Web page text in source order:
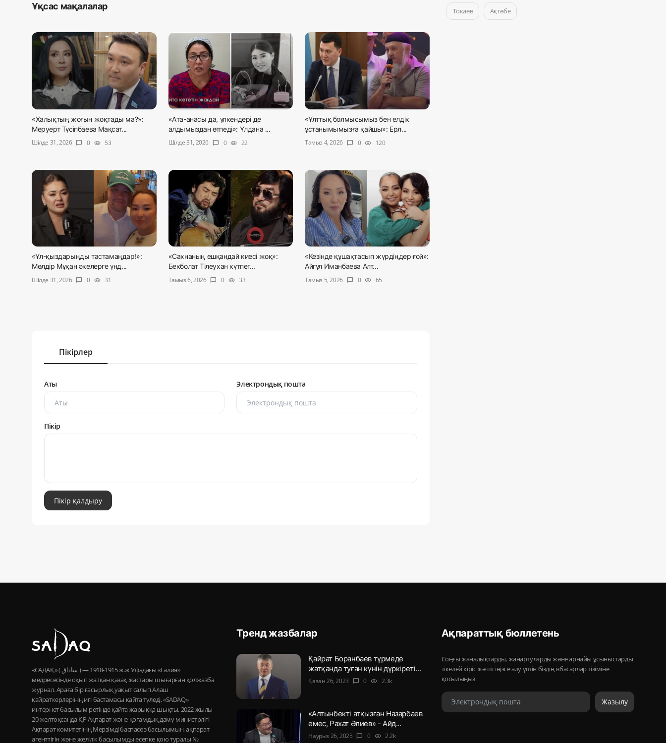
Ұқсас мақалалар
«Халықтың жоғын жоқтады ма?»:
Меруерт Түсіпбаева Мақсат...
Шілде 31, 2026 chat_bubble 0 visibility 53
«Ата-анасы да, үлкендері де
алдымыздан өтпеді»: Ұлдана ...
Шілде 31, 2026 chat_bubble 0 visibility 22
«Ұлттық болмысымыз бен елдік
ұстанымымызға қайшы»: Ерл...
Тамыз 4, 2026 chat_bubble 0 visibility 120
«Ұл-қыздарыңды тастамаңдар!»:
Мөлдір Мұқан әкелерге үнд...
Шілде 31, 2026 chat_bubble 0 visibility 31
«Сахнаның ешқандай киесі жоқ»:
Бекболат Тілеухан күтпег...
Тамыз 6, 2026 chat_bubble 0 visibility 33
«Кезінде құшақтасып жүрдіңдер ғой»:
Айгүл Иманбаева Алт...
Тамыз 5, 2026 chat_bubble 0 visibility 65
Пікірлер
Аты Электрондық пошта
Пікір
Пікір қалдыру
Тоқаев Ақтөбе
«САДАҚ» ( ساداق ) — 1915-1918 ж.ж Уфадағы «Ғалия»
медресесінде оқып жатқан қазақ жастары шығарған қолжазба
журнал. Араға бір ғасырлық уақыт салып Алаш
қайраткерлерінің игі бастамасы қайта түледі, «SADAQ»
интернет басылым ретінде қайта жарыққа шықты. 2022 жылы
20 желтоқсанда ҚР Ақпарат және қоғамдық даму министрлігі
Ақпарат комитетінің Мерзімді баспасөз басылымын, ақпарат
агенттігін және желілік басылымды есепке қою туралы №
Тренд жазбалар
Қайрат Боранбаев түрмеде
жатқанда туған күнін дүркіреті...
Қазан 26, 2023 chat_bubble 0 visibility 2.3k
«Алтынбекті атқызған Назарбаев
емес, Рахат Әлиев» - Айд...
Наурыз 26, 2025 chat_bubble 0 visibility 2.2k
Ақпараттық бюллетень
Соңғы жаңалықтарды, жаңартуларды және арнайы ұсыныстарды
тікелей кіріс жәшігіңізге алу үшін біздің ізбасарлар тізіміне
қосылыңыз
Жазылу